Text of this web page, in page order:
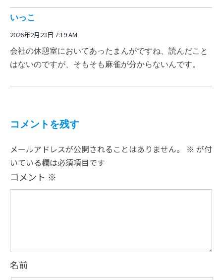
いっこ
2026年2月23日 7:19 AM
会社の休憩室においてあったまんがですね、読んだこと
はないのですが、そもそも麻雀が分からないんです。
コメントを残す
メールアドレスが公開されることはありません。 ※ が付
いている欄は必須項目です
コメント ※
名前